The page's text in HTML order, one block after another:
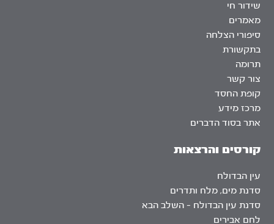
שידור חי
מאמרים
סיפורי הצלחה
בתקשורת
תרומה
צור קשר
קופת החסד
מרכז מידע
אתר בסוד הדברים
קורסים והרצאות
עין הבדולח
סדנת מים, מלח ותדרים
סדנת עין הבדולח – השלב הבא
לחם אבירים